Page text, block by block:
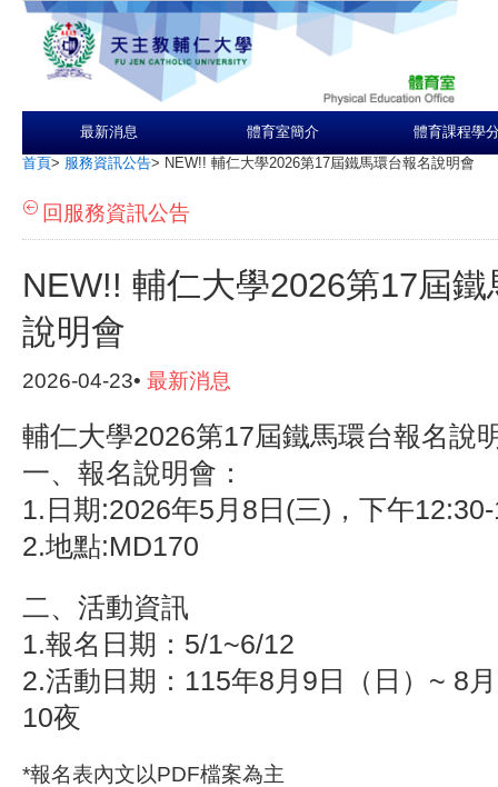
最新消息 體育室簡介 體育課程學
首頁> 服務資訊公告> NEW!! 輔仁大學2026第17屆鐵馬環台報名說明會
回服務資訊公告
NEW!! 輔仁大學2026第17屆
說明會
2026-04-23• 最新消息
輔仁大學2026第17屆鐵馬環台報名說
一、報名說明會：
1.日期:2026年5月8日(三)，下午
2.地點:MD170
二、活動資訊
1.報名日期：5/1~6/12
2.活動日期：115年8月9日（日）~ 8
10夜
*報名表內文以PDF檔案為主